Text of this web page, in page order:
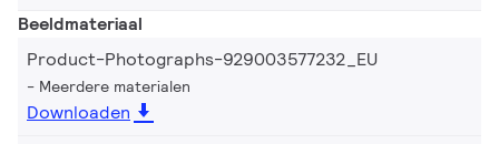
Beeldmateriaal
Product-Photographs-929003577232_EU
Meerdere materialen
Downloaden